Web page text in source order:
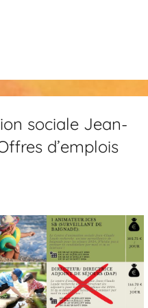
sociale Jean-
d’emplois